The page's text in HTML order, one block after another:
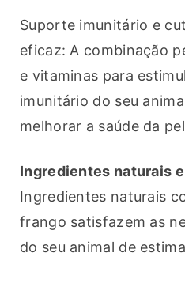
Suporte imunitário e
eficaz: A combinação
e vitaminas para
imunitário do seu
melhorar a saúde da
Ingredientes naturais
Ingredientes naturais
frango satisfazem as
do seu animal de